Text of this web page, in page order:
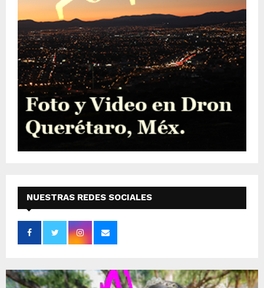
NUESTRAS REDES SOCIALES